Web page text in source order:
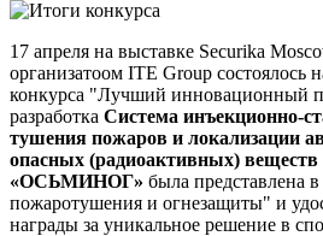
17 апреля на выставке Securika
организатоом ITE Group состоялось
конкурса "Лучший инновационный
разработка Система инъекционно-
тушения пожаров и локализации
опасных (радиоактивных) веществ
«ОСЬМИНОГ» была представлена
пожаротушения и огнезащиты" и
награды за уникальное решение в